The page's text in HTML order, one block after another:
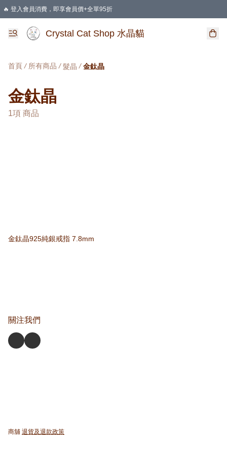
🔥 登入會員消費，即享會員價+全單95折
🛍️ 購物滿HKD 400 即享免運費優惠
Crystal Cat Shop 水晶貓
首頁 / 所有商品 / 髮晶 / 金鈦晶
金鈦晶
1項 商品
金鈦晶925純銀戒指 7.8mm
關注我們
商舖 退貨及退款政策